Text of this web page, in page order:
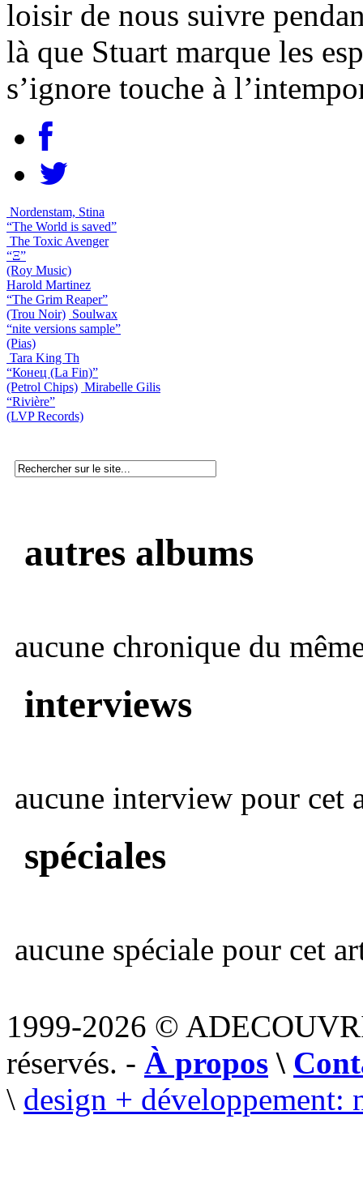
loisir de nous suivre
là que Stuart marque les
s’ignore touche à
Nordenstam, Stina
“The World is saved”
The Toxic Avenger
“Ξ”
(Roy Music)
Harold Martinez
“The Grim Reaper”
(Trou Noir) Soulwax
“nite versions sample”
(Pias)
Tara King Th
“Конец (La Fin)”
(Petrol Chips) Mirabelle Gilis
“Rivière”
(LVP Records)
autres albums
aucune chronique du
interviews
aucune interview pour cet
spéciales
aucune spéciale pour cet
1999-2026 ©
réservés. - À propos \
\ design + développement: